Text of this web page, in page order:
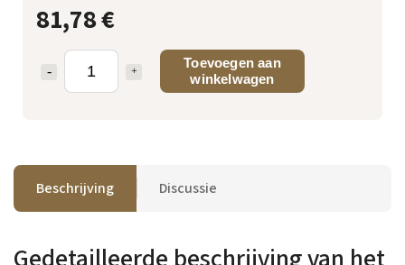
81,78 €
Toevoegen aan
winkelwagen
Beschrijving Discussie